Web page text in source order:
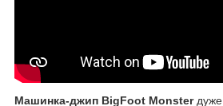
Машинка-джип BigFoot Monsterдуже